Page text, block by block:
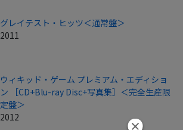
グレイテスト・ヒッツ＜通常盤＞
2011
ウィキッド・ゲーム プレミアム・エディショ
ン ［CD+Blu-ray Disc+写真集］＜完全生産限
定盤＞
2012